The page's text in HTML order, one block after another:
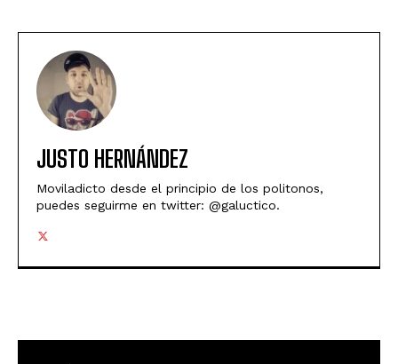
JUSTO HERNÁNDEZ
Moviladicto desde el principio de los politonos,
puedes seguirme en twitter: @galuctico.